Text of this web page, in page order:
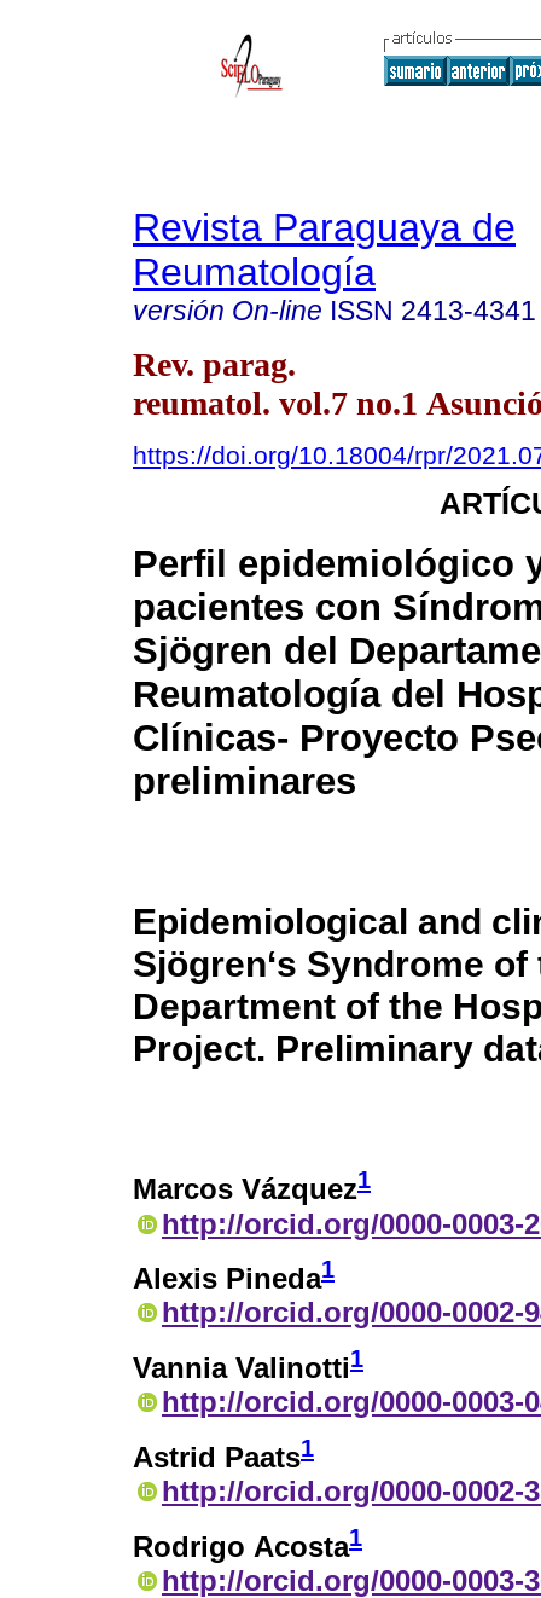
Revista Paraguaya de
Reumatología
versión On-line ISSN 2413-4341
Rev. parag.
reumatol. vol.7 no.1
https://doi.org/10.18004/rpr/
Perfil epidemiológico
pacientes con
Sjögren del
Reumatología del
Clínicas- Proyecto
preliminares
Epidemiological and
Sjögren‘s Syndrome
Department of the
Project. Preliminary
Marcos Vázquez1
http://orcid.org/0000-0003-
Alexis Pineda1
http://orcid.org/0000-0002-
Vannia Valinotti1
http://orcid.org/0000-0003-
Astrid Paats1
http://orcid.org/0000-0002-
Rodrigo Acosta1
http://orcid.org/0000-0003-